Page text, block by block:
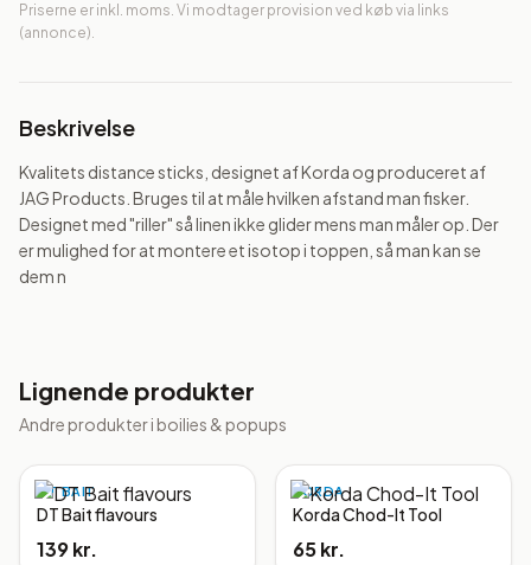
Priserne er inkl. moms. Vi modtager provision ved køb via links
(annonce).
Beskrivelse
Kvalitets distance sticks, designet af Korda og produceret af
JAG Products. Bruges til at måle hvilken afstand man fisker.
Designet med "riller" så linen ikke glider mens man måler op. Der
er mulighed for at montere et isotop i toppen, så man kan se
dem n
Lignende produkter
Andre produkter i boilies & popups
DT BAIT
DT Bait flavours
139 kr.
KORDA
Korda Chod-It Tool
65 kr.